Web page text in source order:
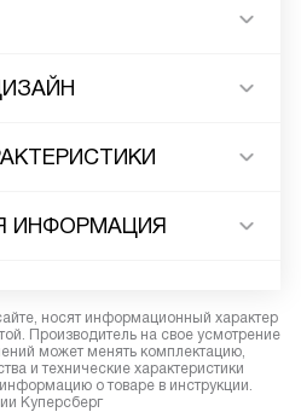
ИНФОРМАЦИЯ
носят информационный характер
Производитель на свое усмотрение
может менять комплектацию,
и технические характеристики
о товаре в инструкции.
Куперсберг